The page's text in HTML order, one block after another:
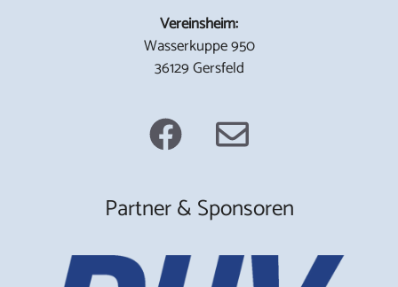
Vereinsheim:
Wasserkuppe 950
36129 Gersfeld
Partner & Sponsoren